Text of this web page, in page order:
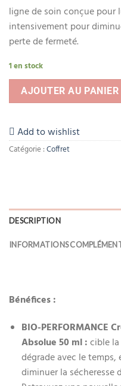
ligne de soin conçue
intensivement pour
perte de fermeté.
1 en stock
AJOUTER AU PANIER
Add to wishlist
Catégorie :Coffret
DESCRIPTION
INFORMATIONS
Bénéfices :
BIO-PERFORMANCE
Absolue 50 ml :cible
dégrade avec le
diminuer la sécheresse